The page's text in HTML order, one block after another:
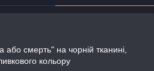
смерть" на чорній тканині,
кольору